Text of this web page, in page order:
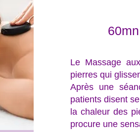
Le Massage
pierres qui
Après une
patients disent
la chaleur des
procure une